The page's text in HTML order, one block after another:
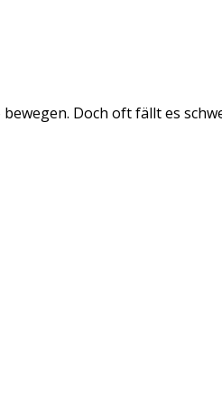
Doch oft fällt es